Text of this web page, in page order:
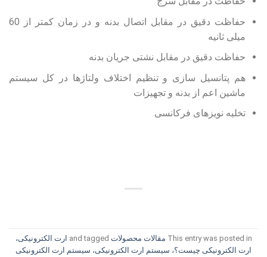
حفاظت دقیق در مقابل اتصال بدنه و در زمان کمتر از 60
میلی ثانیه
حفاظت دقیق در مقابل نشتی جریان بدنه
هم پتانسیل سازی و تنظیم اختلاف ولتاژها در کل سیستم
ماشین اعم از بدنه و تجهیزات
تخلیه نویزهای فرکانسی
This entry was posted in مقالات محصولات
ارت الکترونیکی،
ارت الکترونیکی چیست؟، سیستم ارت الکترونیکی، سیستم ارت الکترونیکی